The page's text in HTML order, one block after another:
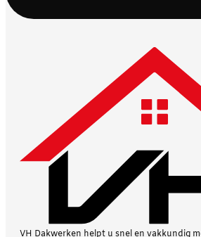
VH Dakwerken helpt u snel en vakkundig